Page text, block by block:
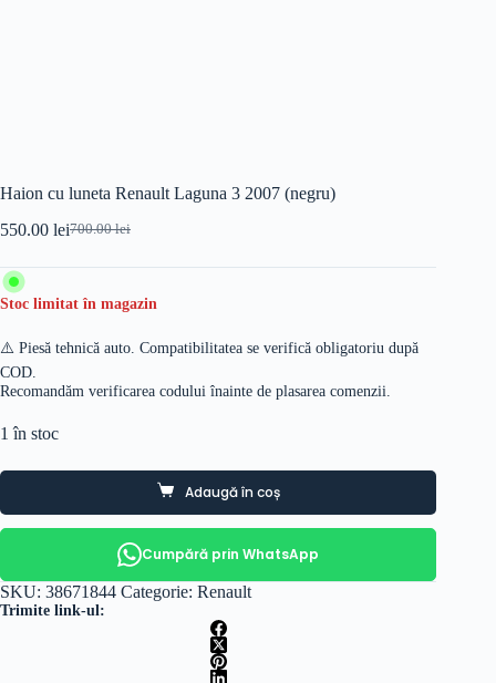
Haion cu luneta Renault Laguna 3 2007 (negru)
700.00lei
Prețul
fost:
700.00 lei.
550.00 leiPrețul
550.00 lei.
Stoc limitat în magazin
⚠️ Piesă tehnică auto. Compatibilitatea se verifică obligatoriu după
COD.
Recomandăm verificarea codului înainte de plasarea comenzii.
1 în stoc
Adaugă în coș
Cumpără prin WhatsApp
SKU: 38671844 Categorie: Renault
Trimite link-ul: